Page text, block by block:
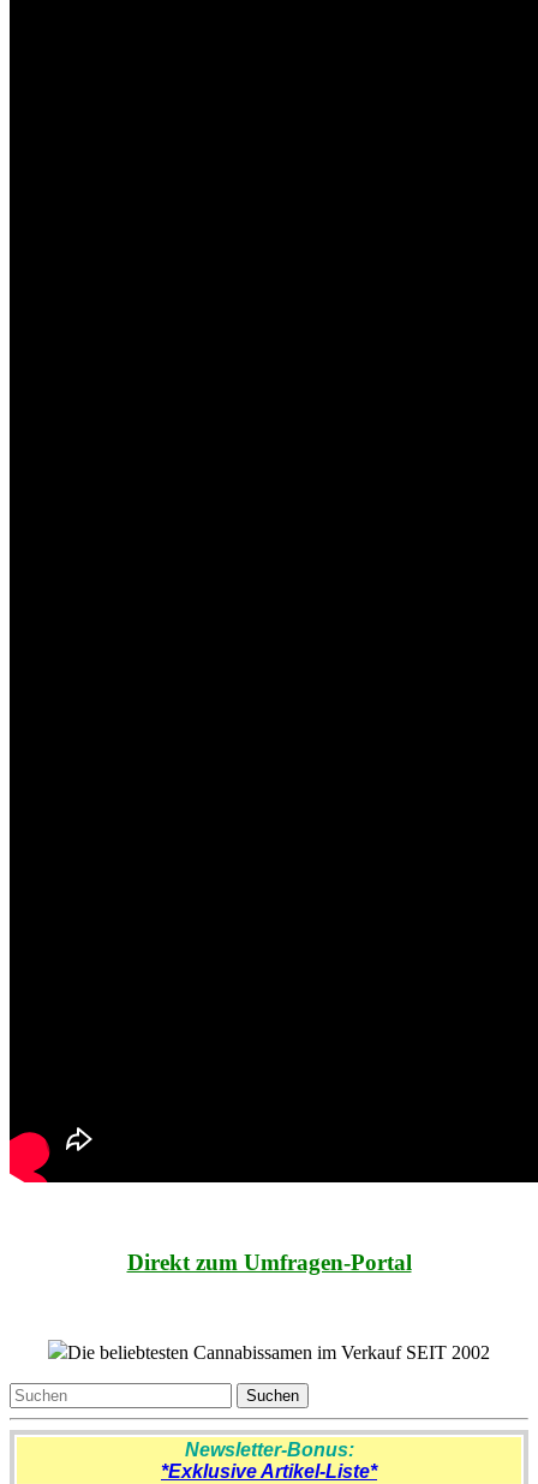
Direkt zum Umfragen-Portal
Die beliebtesten Cannabissamen im Verkauf SEIT 2002
Newsletter-Bonus:
*Exklusive Artikel-Liste*